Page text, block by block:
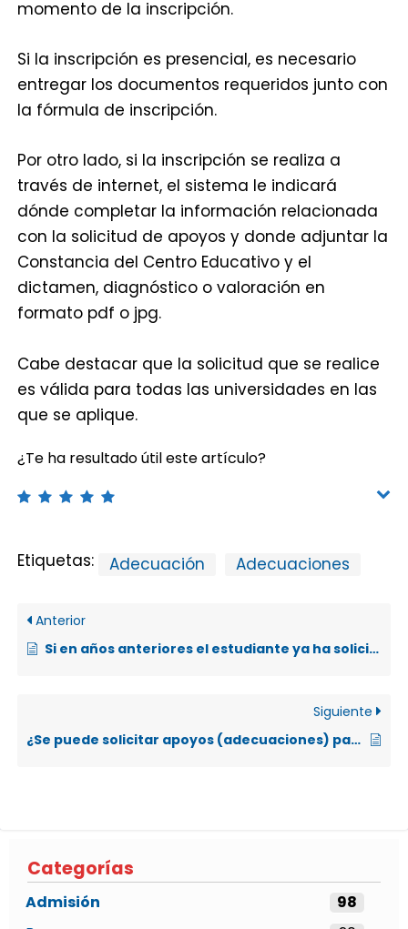
Categorías
Admisión
98
momento de la inscripción.
Si la inscripción es presencial, es necesario
entregar los documentos requeridos junto con
la fórmula de inscripción.
Por otro lado, si la inscripción se realiza a
través de internet, el sistema le indicará
dónde completar la información relacionada
con la solicitud de apoyos y donde adjuntar la
Constancia del Centro Educativo y el
dictamen, diagnóstico o valoración en
formato pdf o jpg.
Cabe destacar que la solicitud que se realice
es válida para todas las universidades en las
que se aplique.
¿Te ha resultado útil este artículo?
Etiquetas: Adecuación Adecuaciones
Anterior
Si en años anteriores el estudiante ya ha solicitado apoyos (adecuaciones) en el examen de admisión ¿Cómo debe proceder para utilizar la misma documentación que presentó anteriormente?
Siguiente
¿Se puede solicitar apoyos (adecuaciones) para los exámenes de admisión de las universidades estatales?